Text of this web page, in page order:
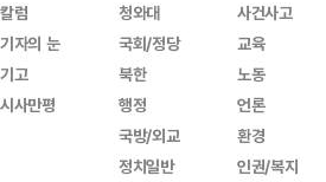
칼럼
기자의 눈
기고
시사만평
청와대
국회/정당
북한
행정
국방/외교
정치일반
사건사고
교육
노동
언론
환경
인권/복지